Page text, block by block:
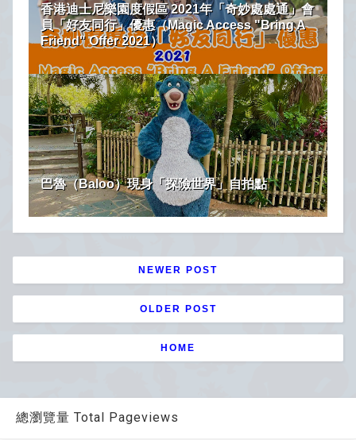
香港迪士尼樂園度假區 2021年「奇妙處處通」會
員「好友同行」優惠（Magic Access "Bring A
Friend" Offer 2021）
巴魯（Baloo）現身「探險世界」自拍點
NEWER POST
OLDER POST
HOME
總瀏覽量 Total Pageviews